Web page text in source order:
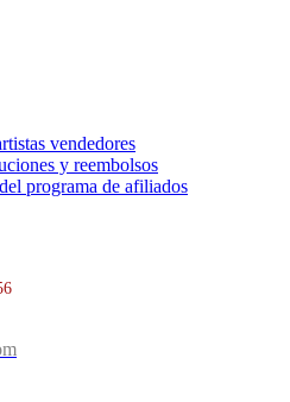
vendedores
y reembolsos
programa de afiliados